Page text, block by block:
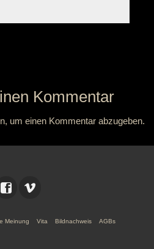
Kommentar
um einen Kommentar abzugeben.
Meinung Vita Bildnachweis AGBs